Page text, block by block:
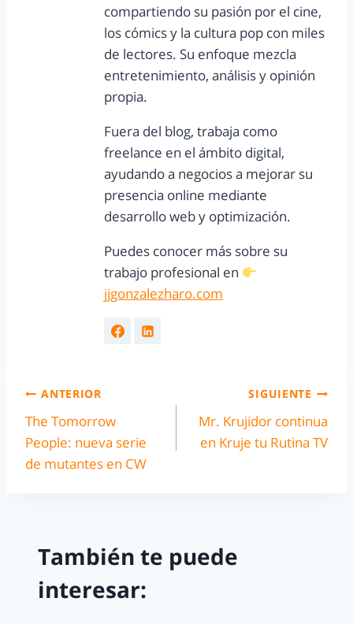
compartiendo su pasión por el cine,
los cómics y la cultura pop con miles
de lectores. Su enfoque mezcla
entretenimiento, análisis y opinión
propia.
Fuera del blog, trabaja como
freelance en el ámbito digital,
ayudando a negocios a mejorar su
presencia online mediante
desarrollo web y optimización.
Puedes conocer más sobre su
trabajo profesional en
jjgonzalezharo.com
ANTERIOR
The Tomorrow
People: nueva serie
de mutantes en CW
SIGUIENTE
Mr. Krujidor continua
en Kruje tu Rutina TV
También te puede
interesar: